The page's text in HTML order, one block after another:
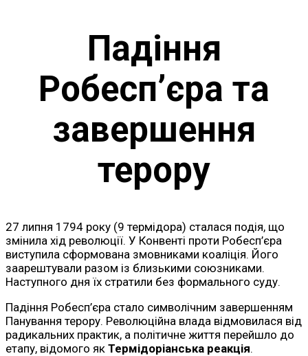
Падіння
Робесп’єра та
завершення
терору
27 липня 1794 року (9 термідора) сталася подія, що
змінила хід революції. У Конвенті проти Робесп’єра
виступила сформована змовниками коаліція. Його
заарештували разом із близькими союзниками.
Наступного дня їх стратили без формального суду.
Падіння Робесп’єра стало символічним завершенням
Панування терору. Революційна влада відмовилася від
радикальних практик, а політичне життя перейшло до
етапу, відомого як Термідоріанська реакція.